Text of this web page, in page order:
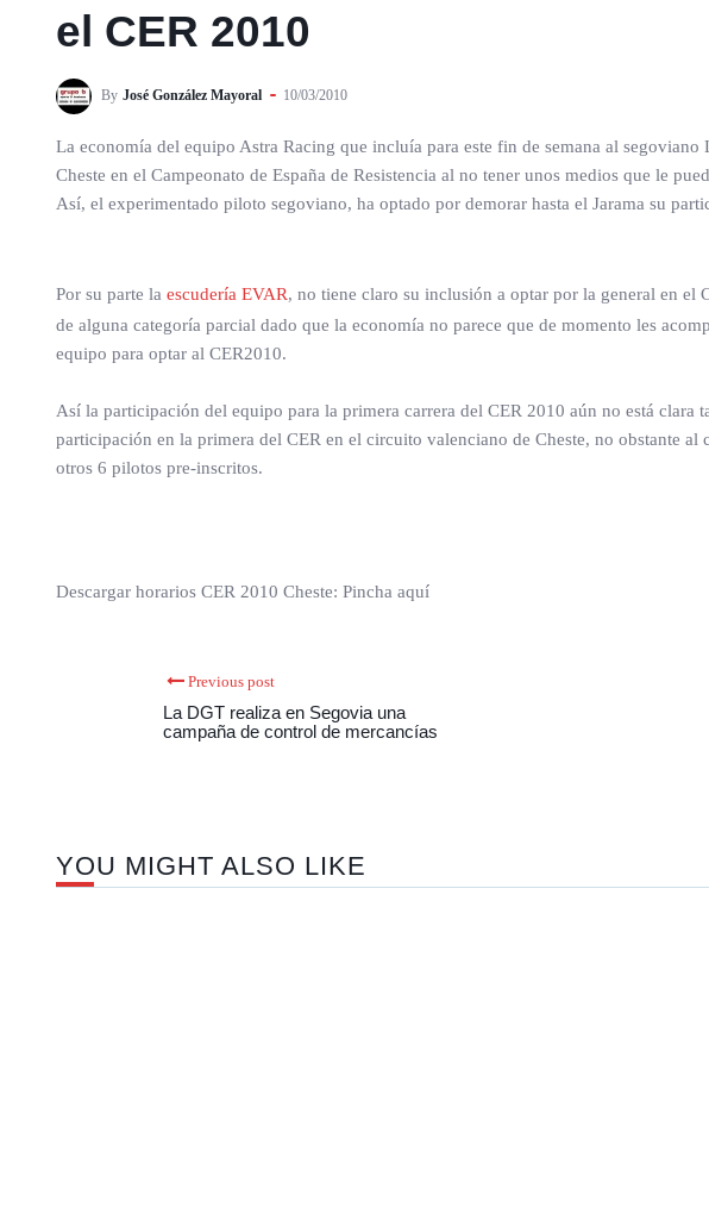
el CER 2010
By José González Mayoral 10/03/2010
La economía del equipo Astra Racing que incluía para este fin de semana al
Cheste en el Campeonato de España de Resistencia al no tener unos medios que le
Así, el experimentado piloto segoviano, ha optado por demorar hasta el Jarama su
Por su parte la escudería EVAR, no tiene claro su inclusión a optar por la general en el
de alguna categoría parcial dado que la economía no parece que de momento les
equipo para optar al CER2010.
Así la participación del equipo para la primera carrera del CER 2010 aún no está
participación en la primera del CER en el circuito valenciano de Cheste, no obstante
otros 6 pilotos pre-inscritos.
Descargar horarios CER 2010 Cheste: Pincha aquí
Previous post
La DGT realiza en Segovia una
campaña de control de mercancías
YOU MIGHT ALSO LIKE